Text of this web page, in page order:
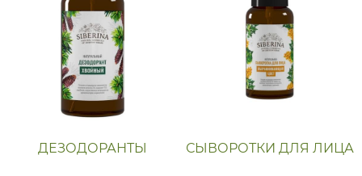
ДЕЗОДОРАНТЫ СЫВОРОТКИ ДЛЯ ЛИЦА